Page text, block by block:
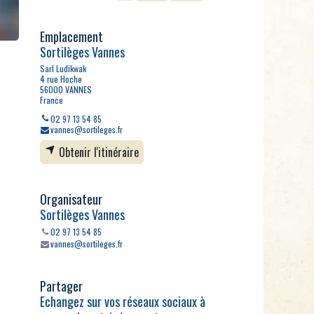
Emplacement
Sortilèges Vannes
Sarl Ludikwak
4 rue Hoche
56000 VANNES
France
02 97 13 54 85
vannes@sortileges.fr
Obtenir l'itinéraire
Organisateur
Sortilèges Vannes
02 97 13 54 85
vannes@sortileges.fr
Partager
Echangez sur vos réseaux sociaux à